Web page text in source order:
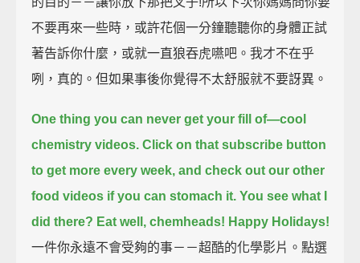
不要再來一些時，或許花個一分鐘聽聽你的身體正試
著告訴你什麼，或就一直狼吞虎嚥吧。我才不在乎
咧，真的。但如果事後你覺得不太舒服就不要訝異。
One thing you can never get your fill of—cool
chemistry videos. Click on that subscribe button
to get more every week, and check out our other
food videos if you can stomach it. You see what I
did there? Eat well, chemheads! Happy Holidays!
一件你永遠不會受夠的事－－超酷的化學影片。點選